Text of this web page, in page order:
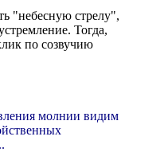
"небесную стрелу",
Тогда,
по созвучию
молнии видим